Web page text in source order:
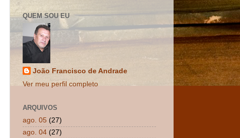
QUEM SOU EU
João Francisco de Andrade
Ver meu perfil completo
ARQUIVOS
ago. 05 (27)
ago. 04 (27)